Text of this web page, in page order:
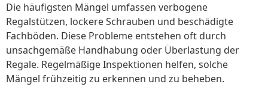
Die häufigsten Mängel umfassen verbogene
Regalstützen, lockere Schrauben und beschädigte
Fachböden. Diese Probleme entstehen oft durch
unsachgemäße Handhabung oder Überlastung der
Regale. Regelmäßige Inspektionen helfen, solche
Mängel frühzeitig zu erkennen und zu beheben.